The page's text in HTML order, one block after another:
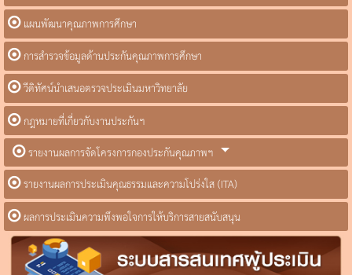
แผนพัฒนาคุณภาพการศึกษา
การสำรวจข้อมูลด้านประกันคุณภาพการศึกษา
วีดิทัศน์นำเสนอตรวจประเมินมหาวิทยาลัย
กฎหมายที่เกี่ยวกับงานประกันฯ
รายงานผลการจัดโครงการกองประกันคุณภาพฯ
รายงานผลการประเมินคุณธรรมและความโปร่งใส (ITA)
ผลการประเมินความพึงพอใจการให้บริการสายสนับสนุน